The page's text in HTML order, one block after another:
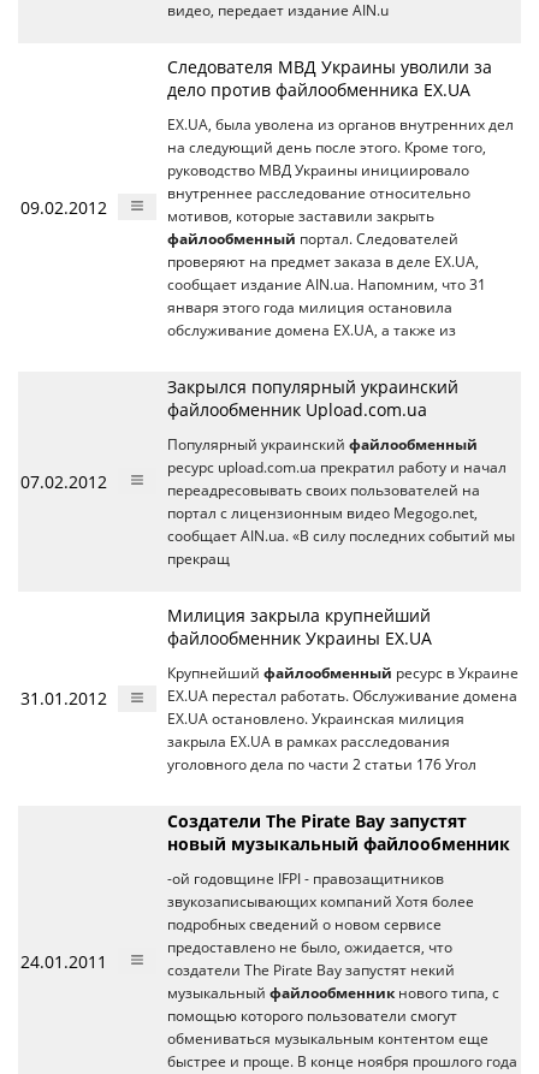
видео, передает издание AIN.u
09.02.2012
Следователя МВД Украины уволили за
дело против файлообменника EX.UA
EX.UA, была уволена из органов внутренних дел
на следующий день после этого. Кроме того,
руководство МВД Украины инициировало
внутреннее расследование относительно
мотивов, которые заставили закрыть
файлообменный портал. Следователей
проверяют на предмет заказа в деле EX.UA,
сообщает издание AIN.ua. Напомним, что 31
января этого года милиция остановила
обслуживание домена EX.UA, а также из
07.02.2012
Закрылся популярный украинский
файлообменник Upload.com.ua
Популярный украинский файлообменный
ресурс upload.com.ua прекратил работу и начал
переадресовывать своих пользователей на
портал с лицензионным видео Megogo.net,
сообщает AIN.ua. «В силу последних событий мы
прекращ
31.01.2012
Милиция закрыла крупнейший
файлообменник Украины EX.UA
Крупнейший файлообменный ресурс в Украине
EX.UA перестал работать. Обслуживание домена
EX.UA остановлено. Украинская милиция
закрыла EX.UA в рамках расследования
уголовного дела по части 2 статьи 176 Угол
24.01.2011
Создатели The Pirate Bay запустят
новый музыкальный файлообменник
-ой годовщине IFPI - правозащитников
звукозаписывающих компаний Хотя более
подробных сведений о новом сервисе
предоставлено не было, ожидается, что
создатели The Pirate Bay запустят некий
музыкальный файлообменник нового типа, с
помощью которого пользователи смогут
обмениваться музыкальным контентом еще
быстрее и проще. В конце ноября прошлого года